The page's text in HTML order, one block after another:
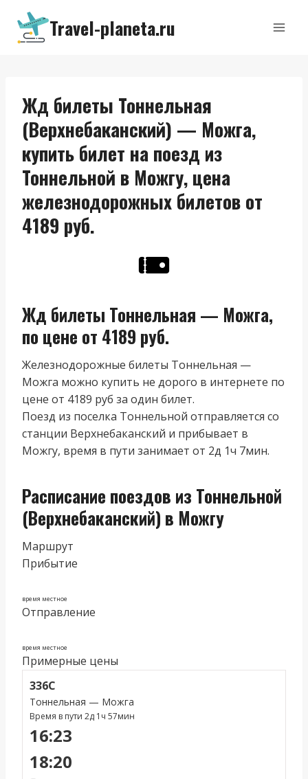
Перейти
содержимому
Travel-planeta.ru
Жд билеты Тоннельная
(Верхнебаканский) — Можга,
купить билет на поезд из
Тоннельной в Можгу, цена
железнодорожных билетов от
4189 руб.
Жд билеты Тоннельная — Можга,
по цене от 4189 руб.
Железнодорожные билеты Тоннельная —
Можга можно купить не дорого в интернете по
цене от 4189 руб за один билет.
Поезд из поселка Тоннельной отправляется со
станции Верхнебаканский и прибывает в
Можгу, время в пути занимает от 2д 1ч 7мин.
Расписание поездов из Тоннельной
(Верхнебаканский) в Можгу
Маршрут
Прибытие
время местное
Отправление
время местное
Примерные цены
336С
Тоннельная — Можга
Время в пути 2д 1ч 57мин
16:23
18:20